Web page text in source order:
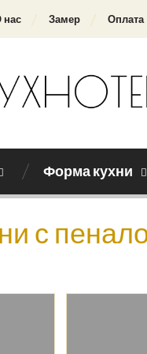
нас Замер Оплата
Форма кухни
с